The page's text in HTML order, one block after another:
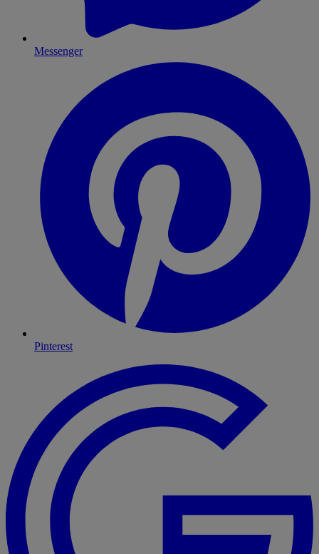
Messenger
Pinterest